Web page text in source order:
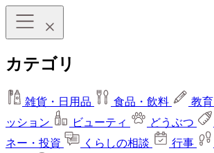
カテゴリ
雑貨・日用品 食品・飲料 教育
ッション
ビューティ どうぶつ
ネー・投資
くらしの相談 行事